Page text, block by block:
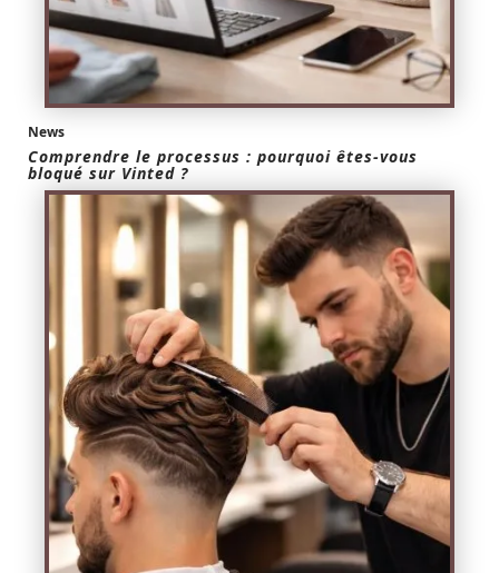
News
Comprendre le processus : pourquoi êtes-vous
bloqué sur Vinted ?